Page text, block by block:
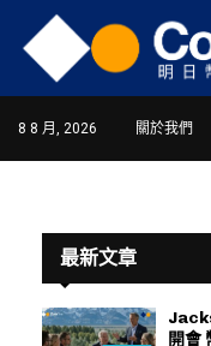
8 8 月, 2026 關於我們
最新文章
開會